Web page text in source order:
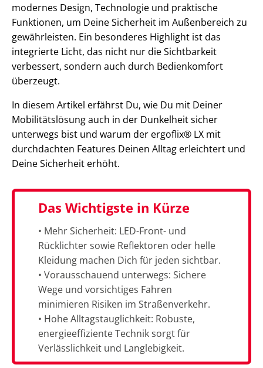
modernes Design, Technologie und praktische
Funktionen, um Deine Sicherheit im Außenbereich zu
gewährleisten. Ein besonderes Highlight ist das
integrierte Licht, das nicht nur die Sichtbarkeit
verbessert, sondern auch durch Bedienkomfort
überzeugt.
In diesem Artikel erfährst Du, wie Du mit Deiner
Mobilitätslösung auch in der Dunkelheit sicher
unterwegs bist und warum der ergoflix® LX mit
durchdachten Features Deinen Alltag erleichtert und
Deine Sicherheit erhöht.
Das Wichtigste in Kürze
• Mehr Sicherheit: LED-Front- und
Rücklichter sowie Reflektoren oder helle
Kleidung machen Dich für jeden sichtbar.
• Vorausschauend unterwegs: Sichere
Wege und vorsichtiges Fahren
minimieren Risiken im Straßenverkehr.
• Hohe Alltagstauglichkeit: Robuste,
energieeffiziente Technik sorgt für
Verlässlichkeit und Langlebigkeit.